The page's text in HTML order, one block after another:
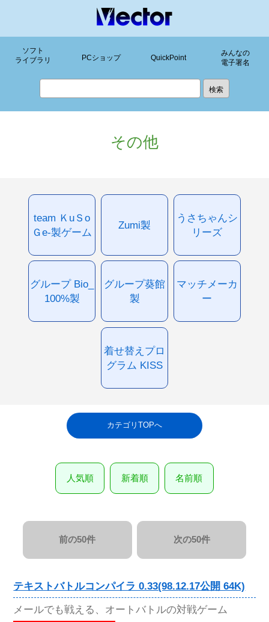
ソフト
ライブラリ
PCショップ QuickPoint
みんなの
電子署名
その他
team ＫuＳo
Ｇe-製ゲーム
Zumi製
うさちゃんシ
リーズ
グループ Bio_
100%製
グループ葵館
製
マッチメーカ
ー
着せ替えプロ
グラム KISS
カテゴリTOPへ
人気順 新着順 名前順
前の50件 次の50件
テキストバトルコンパイラ 0.33(98.12.17公開 64K)
メールでも戦える、オートバトルの対戦ゲーム